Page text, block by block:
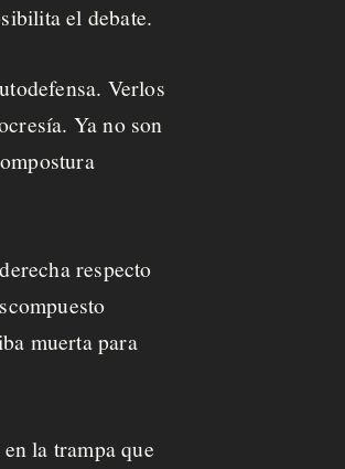
el debate.
Verlos
Ya no son
respecto
muerta para
la trampa que